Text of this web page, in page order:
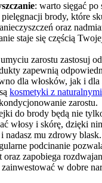
: warto sięgać po
brody, które
oraz
staje się częścią
zarostu zastosuj
zapewnią
dla włosków, jak i
kosmetyki z
zarostu.
do brody będą nie
włosy i skórę, dzięki
nadasz mu zdrowy blask.
podcinanie
oraz zapobiega
w dobre